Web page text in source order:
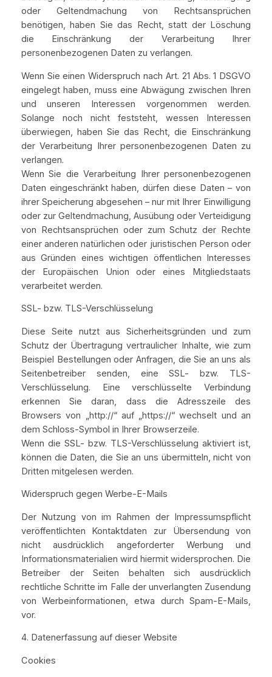
oder Geltendmachung von Rechtsansprüchen
benötigen, haben Sie das Recht, statt der Löschung
die Einschränkung der Verarbeitung Ihrer
personenbezogenen Daten zu verlangen.
Wenn Sie einen Widerspruch nach Art. 21 Abs. 1 DSGVO
eingelegt haben, muss eine Abwägung zwischen Ihren
und unseren Interessen vorgenommen werden.
Solange noch nicht feststeht, wessen Interessen
überwiegen, haben Sie das Recht, die Einschränkung
der Verarbeitung Ihrer personenbezogenen Daten zu
verlangen.
Wenn Sie die Verarbeitung Ihrer personenbezogenen
Daten eingeschränkt haben, dürfen diese Daten – von
ihrer Speicherung abgesehen – nur mit Ihrer Einwilligung
oder zur Geltendmachung, Ausübung oder Verteidigung
von Rechtsansprüchen oder zum Schutz der Rechte
einer anderen natürlichen oder juristischen Person oder
aus Gründen eines wichtigen öffentlichen Interesses
der Europäischen Union oder eines Mitgliedstaats
verarbeitet werden.
SSL- bzw. TLS-Verschlüsselung
Diese Seite nutzt aus Sicherheitsgründen und zum
Schutz der Übertragung vertraulicher Inhalte, wie zum
Beispiel Bestellungen oder Anfragen, die Sie an uns als
Seitenbetreiber senden, eine SSL- bzw. TLS-
Verschlüsselung. Eine verschlüsselte Verbindung
erkennen Sie daran, dass die Adresszeile des
Browsers von „http://“ auf „https://“ wechselt und an
dem Schloss-Symbol in Ihrer Browserzeile.
Wenn die SSL- bzw. TLS-Verschlüsselung aktiviert ist,
können die Daten, die Sie an uns übermitteln, nicht von
Dritten mitgelesen werden.
Widerspruch gegen Werbe-E-Mails
Der Nutzung von im Rahmen der Impressumspflicht
veröffentlichten Kontaktdaten zur Übersendung von
nicht ausdrücklich angeforderter Werbung und
Informationsmaterialien wird hiermit widersprochen. Die
Betreiber der Seiten behalten sich ausdrücklich
rechtliche Schritte im Falle der unverlangten Zusendung
von Werbeinformationen, etwa durch Spam-E-Mails,
vor.
4. Datenerfassung auf dieser Website
Cookies